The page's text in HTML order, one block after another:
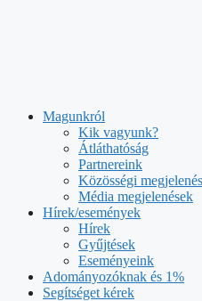
Magunkról
Kik vagyunk?
Átláthatóság
Partnereink
Közösségi
Média megjelenések
Hírek/események
Hírek
Gyűjtések
Eseményeink
Adományozóknak és 1%
Segítséget kérek